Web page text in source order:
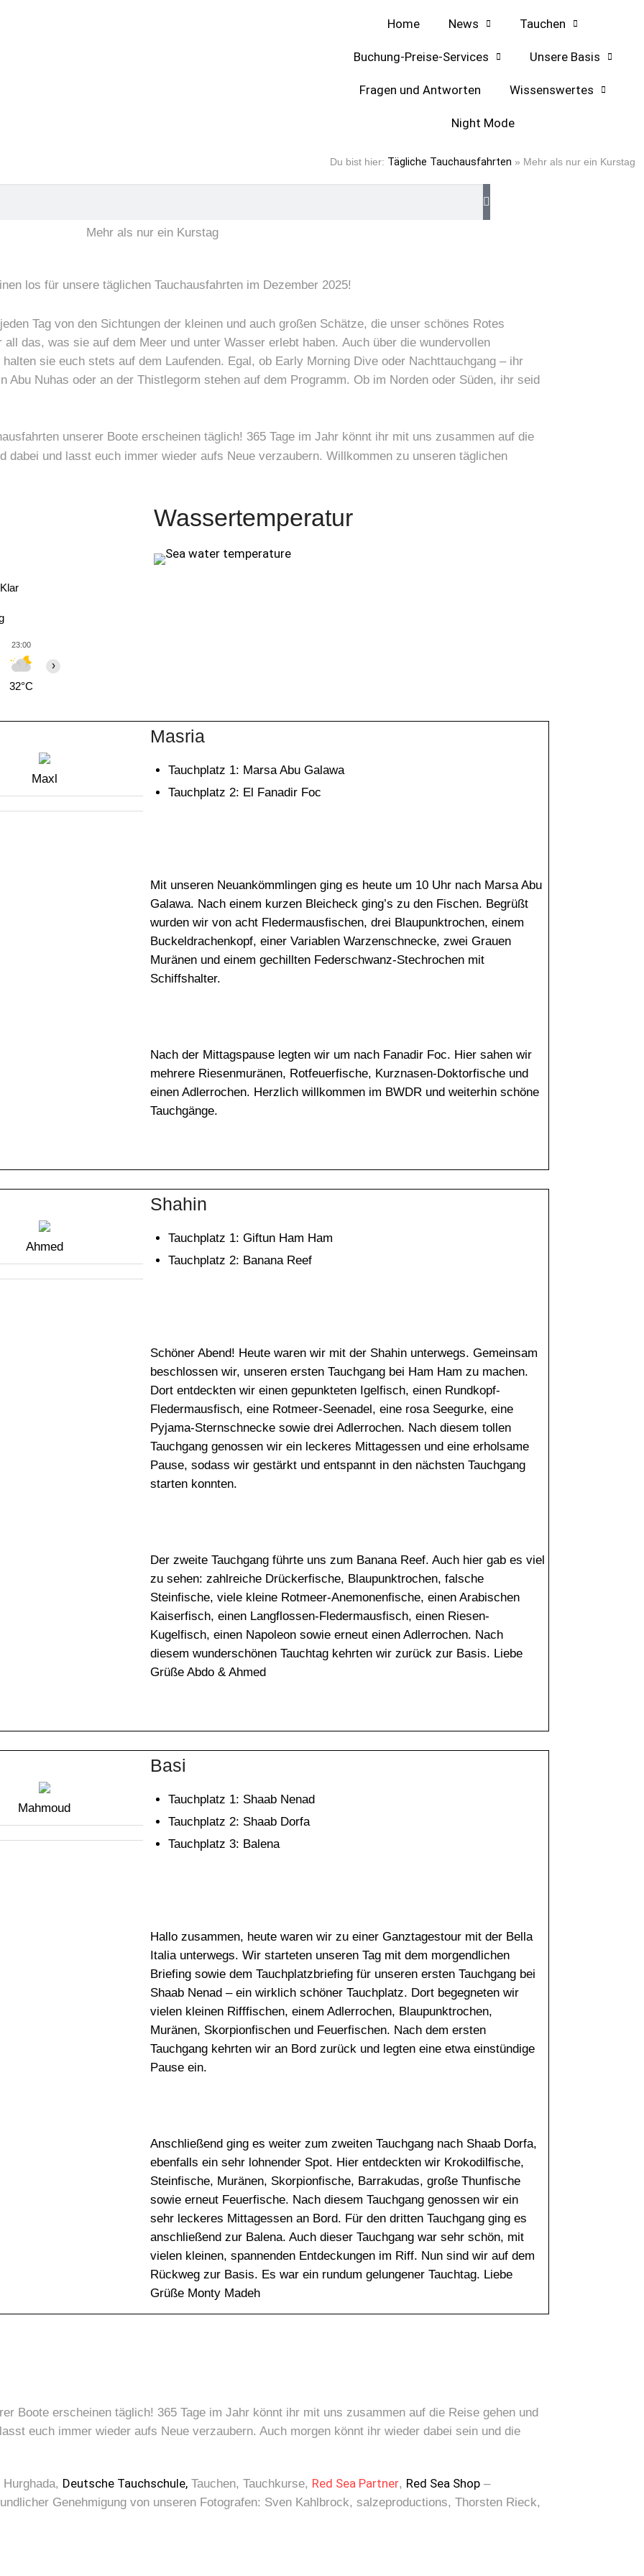
Home News Tauchen
Buchung-Preise-Services Unsere Basis
Fragen und Antworten Wissenswertes
Night Mode
Du bist hier: Tägliche Tauchausfahrten » Mehr als nur ein Kurstag
los für unsere täglichen Tauchausfahrten im Dezember 2025!
Tag von den Sichtungen der kleinen und auch großen Schätze, die unser schönes Rotes
das, was sie auf dem Meer und unter Wasser erlebt haben. Auch über die wundervollen
sie euch stets auf dem Laufenden. Egal, ob Early Morning Dive oder Nachttauchgang – ihr
Abu Nuhas oder an der Thistlegorm stehen auf dem Programm. Ob im Norden oder Süden, ihr seid
unserer Boote erscheinen täglich! 365 Tage im Jahr könnt ihr mit uns zusammen auf die
dabei und lasst euch immer wieder aufs Neue verzaubern. Willkommen zu unseren täglichen
Klar
23:00
32°C
›
Wassertemperatur
Maxl
Masria
Tauchplatz 1: Marsa Abu Galawa
Tauchplatz 2: El Fanadir Foc
Mit unseren Neuankömmlingen ging es heute um 10 Uhr nach Marsa Abu
Galawa. Nach einem kurzen Bleicheck ging’s zu den Fischen. Begrüßt
wurden wir von acht Fledermausfischen, drei Blaupunktrochen, einem
Buckeldrachenkopf, einer Variablen Warzenschnecke, zwei Grauen
Muränen und einem gechillten Federschwanz-Stechrochen mit
Schiffshalter.
Nach der Mittagspause legten wir um nach Fanadir Foc. Hier sahen wir
mehrere Riesenmuränen, Rotfeuerfische, Kurznasen-Doktorfische und
einen Adlerrochen. Herzlich willkommen im BWDR und weiterhin schöne
Tauchgänge.
Ahmed
Shahin
Tauchplatz 1: Giftun Ham Ham
Tauchplatz 2: Banana Reef
Schöner Abend! Heute waren wir mit der Shahin unterwegs. Gemeinsam
beschlossen wir, unseren ersten Tauchgang bei Ham Ham zu machen.
Dort entdeckten wir einen gepunkteten Igelfisch, einen Rundkopf-
Fledermausfisch, eine Rotmeer-Seenadel, eine rosa Seegurke, eine
Pyjama-Sternschnecke sowie drei Adlerrochen. Nach diesem tollen
Tauchgang genossen wir ein leckeres Mittagessen und eine erholsame
Pause, sodass wir gestärkt und entspannt in den nächsten Tauchgang
starten konnten.
Der zweite Tauchgang führte uns zum Banana Reef. Auch hier gab es viel
zu sehen: zahlreiche Drückerfische, Blaupunktrochen, falsche
Steinfische, viele kleine Rotmeer-Anemonenfische, einen Arabischen
Kaiserfisch, einen Langflossen-Fledermausfisch, einen Riesen-
Kugelfisch, einen Napoleon sowie erneut einen Adlerrochen. Nach
diesem wunderschönen Tauchtag kehrten wir zurück zur Basis. Liebe
Grüße Abdo & Ahmed
Mahmoud
Basi
Tauchplatz 1: Shaab Nenad
Tauchplatz 2: Shaab Dorfa
Tauchplatz 3: Balena
Hallo zusammen, heute waren wir zu einer Ganztagestour mit der Bella
Italia unterwegs. Wir starteten unseren Tag mit dem morgendlichen
Briefing sowie dem Tauchplatzbriefing für unseren ersten Tauchgang bei
Shaab Nenad – ein wirklich schöner Tauchplatz. Dort begegneten wir
vielen kleinen Rifffischen, einem Adlerrochen, Blaupunktrochen,
Muränen, Skorpionfischen und Feuerfischen. Nach dem ersten
Tauchgang kehrten wir an Bord zurück und legten eine etwa einstündige
Pause ein.
Anschließend ging es weiter zum zweiten Tauchgang nach Shaab Dorfa,
ebenfalls ein sehr lohnender Spot. Hier entdeckten wir Krokodilfische,
Steinfische, Muränen, Skorpionfische, Barrakudas, große Thunfische
sowie erneut Feuerfische. Nach diesem Tauchgang genossen wir ein
sehr leckeres Mittagessen an Bord. Für den dritten Tauchgang ging es
anschließend zur Balena. Auch dieser Tauchgang war sehr schön, mit
vielen kleinen, spannenden Entdeckungen im Riff. Nun sind wir auf dem
Rückweg zur Basis. Es war ein rundum gelungener Tauchtag. Liebe
Grüße Monty Madeh
Boote erscheinen täglich! 365 Tage im Jahr könnt ihr mit uns zusammen auf die Reise gehen und
euch immer wieder aufs Neue verzaubern. Auch morgen könnt ihr wieder dabei sein und die
Deutsche Tauchschule, Tauchen, Tauchkurse, Red Sea Partner, Red Sea Shop –
Genehmigung von unseren Fotografen: Sven Kahlbrock, salzeproductions, Thorsten Rieck,